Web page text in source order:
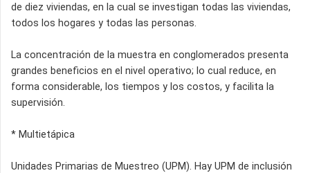
de diez viviendas, en la cual se investigan todas las viviendas,
todos los hogares y todas las personas.
La concentración de la muestra en conglomerados presenta
grandes beneficios en el nivel operativo; lo cual reduce, en
forma considerable, los tiempos y los costos, y facilita la
supervisión.
* Multietápica
Unidades Primarias de Muestreo (UPM). Hay UPM de inclusión